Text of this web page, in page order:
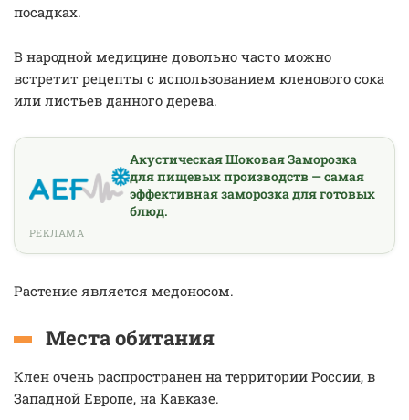
посадках.
В народной медицине довольно часто можно
встретит рецепты с использованием кленового сока
или листьев данного дерева.
Акустическая Шоковая Заморозка
для пищевых производств — самая
эффективная заморозка для готовых
блюд.
РЕКЛАМА
Растение является медоносом.
Места обитания
Клен очень распространен на территории России, в
Западной Европе, на Кавказе.